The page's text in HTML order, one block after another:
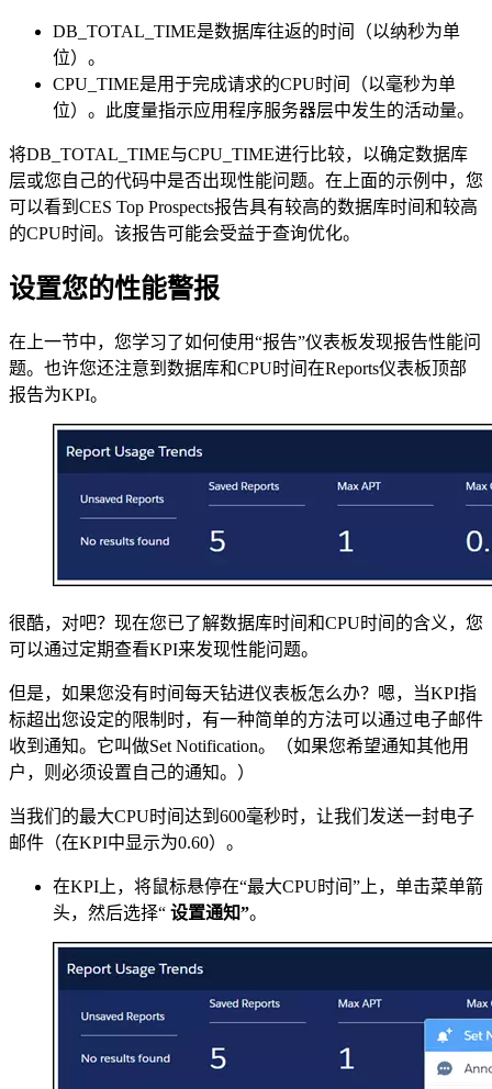
DB_TOTAL_TIME是数据库往返的时间（以纳秒为单
位）。
CPU_TIME是用于完成请求的CPU时间（以毫秒为单
位）。此度量指示应用程序服务器层中发生的活动量。
将DB_TOTAL_TIME与CPU_TIME进行比较，以确定数据库
层或您自己的代码中是否出现性能问题。在上面的示例中，您
可以看到CES Top Prospects报告具有较高的数据库时间和较高
的CPU时间。该报告可能会受益于查询优化。
设置您的性能警报
在上一节中，您学习了如何使用“报告”仪表板发现报告性能问
题。也许您还注意到数据库和CPU时间在Reports仪表板顶部
报告为KPI。
很酷，对吧？现在您已了解数据库时间和CPU时间的含义，您
可以通过定期查看KPI来发现性能问题。
但是，如果您没有时间每天钻进仪表板怎么办？嗯，当KPI指
标超出您设定的限制时，有一种简单的方法可以通过电子邮件
收到通知。它叫做Set Notification。（如果您希望通知其他用
户，则必须设置自己的通知。）
当我们的最大CPU时间达到600毫秒时，让我们发送一封电子
邮件（在KPI中显示为0.60）。
在KPI上，将鼠标悬停在“最大CPU时间”上，单击菜单箭
头，然后选择“ 设置通知”。